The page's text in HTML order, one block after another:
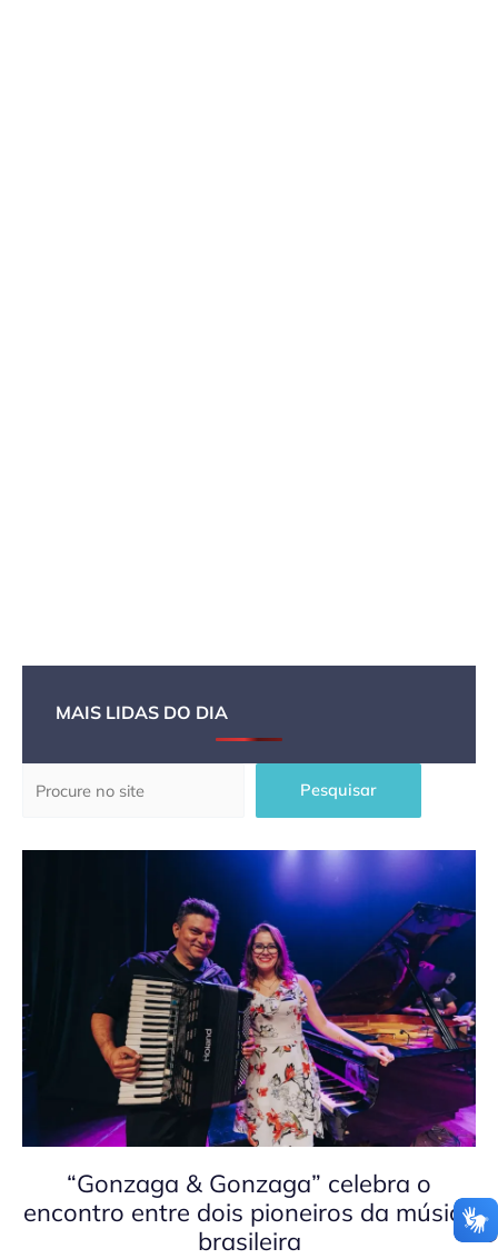
MAIS LIDAS DO DIA
Pesquisar
“Gonzaga & Gonzaga” celebra o
encontro entre dois pioneiros da música
brasileira